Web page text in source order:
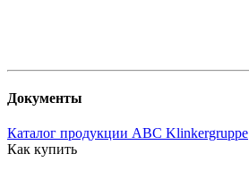
Документы
Каталог продукции ABC Klinkergruppe
Как купить